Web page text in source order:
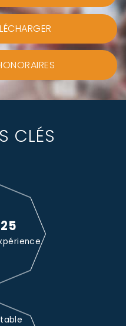
CLÉS